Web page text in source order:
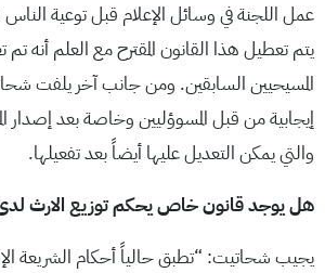
عمل اللجنة في وسائل الإعلام قبل توعية الناس
يتم تعطيل هذا القانون المقترح مع العلم أنه
المسيحيين السابقين. ومن جانب آخر يلفت
إيجابية من قبل المسوؤليين وخاصة بعد إصدار
والتي يمكن التعديل عليها أيضاً بعد تفعيلها.
هل يوجد قانون خاص يحكم توزيع الارث
يجيب شحاتيت: “تطبق حالياً أحكام الشريعة